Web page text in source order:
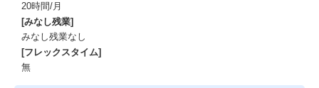
20時間/月
[みなし残業]
みなし残業なし
[フレックスタイム]
無